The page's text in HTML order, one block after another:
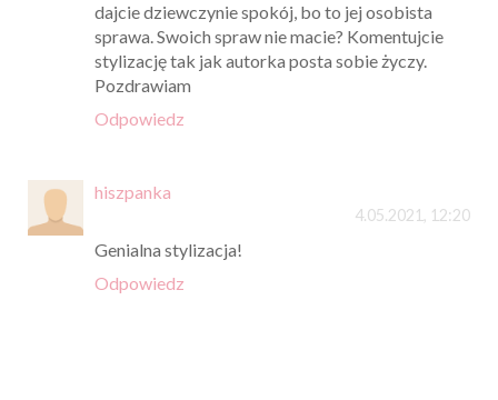
dajcie dziewczynie spokój, bo to jej osobista
sprawa. Swoich spraw nie macie? Komentujcie
stylizację tak jak autorka posta sobie życzy.
Pozdrawiam
Odpowiedz
hiszpanka
4.05.2021, 12:20
Genialna stylizacja!
Odpowiedz